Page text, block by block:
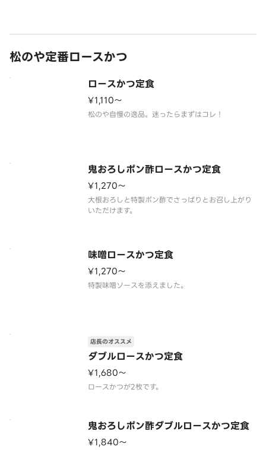
松のや定番ロースかつ
ロースかつ定食
¥1,110〜
松のや自慢の逸品。迷ったらまずはコレ！
鬼おろしポン酢ロースかつ定食
¥1,270〜
大根おろしと特製ポン酢でさっぱりとお召し上がり
いただけます。
味噌ロースかつ定食
¥1,270〜
特製味噌ソースを添えました。
ダブルロースかつ定食
店長のオススメ
¥1,680〜
ロースかつが2枚です。
鬼おろしポン酢ダブルロースかつ定食
¥1,840〜